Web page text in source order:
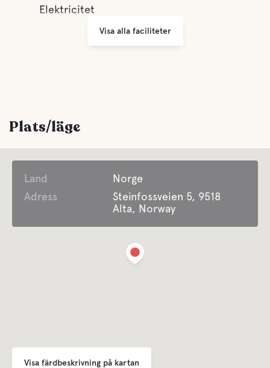
Elektricitet
Visa alla faciliteter
Plats/läge
Land
Norge
Adress
Steinfossveien 5, 9518
Alta, Norway
Visa färdbeskrivning på kartan